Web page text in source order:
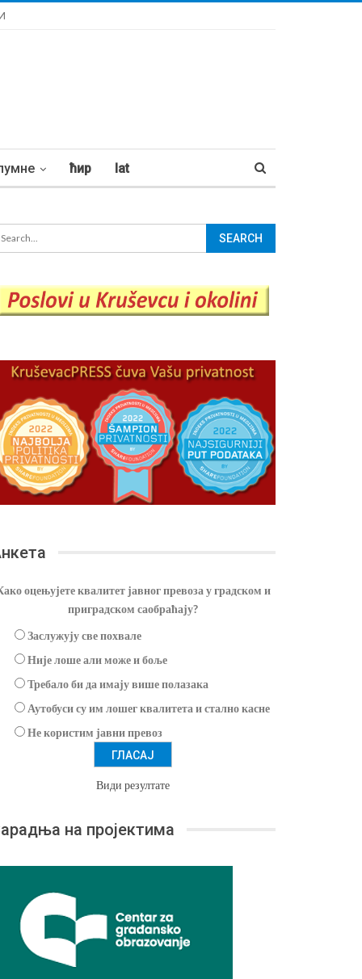
ћир lat
оцењујете квалитет јавног превоза у градском и
приградском саобраћају?
Заслужују све похвале
Није лоше али може и боље
Требало би да имају више полазака
Аутобуси су им лошег квалитета и стално касне
Не користим јавни превоз
Види резултате
на пројектима